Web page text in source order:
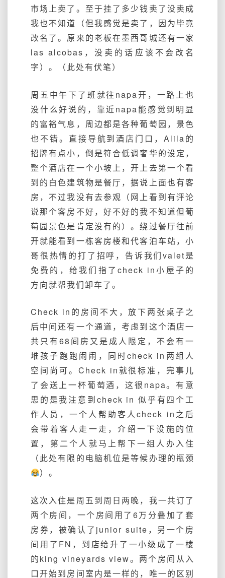
市场上卖了。至于挂了多少钱卖了没卖成
我也不知道（但我感觉是卖了，因为毕竟
改名了。原来的老板在墨西哥城还有一家
las alcobas，没卖的话应该不会改名
字）。（此处有伏笔）
周五中午下了班就往napa开，一路上也
没什么好说的，靠近napa能感觉到明显
的富裕气息，周边都是各种葡萄园，景色
也不错。直接导航到酒店门口，Alila的
招牌有点小，倒是符合低调奢华的设定，
整个酒店在一个小坡上，开上去第一个看
到的白色建筑物是餐厅，据说上面也有客
房，不过我没有去参观（网上看到有评论
说那个客房不好，好不好的我不知道但葡
萄园景色是肯定没有的）。绕过餐厅往前
开就能看到一栋客房楼和代客泊车站，小
哥很热情的打了招呼，告诉我们valet是
免费的，给我们指了check in小屋子的
方向就帮我们卸车了。
Check in的房间不大，放下两张桌子之
后中间还有一个通道，考虑到这个酒店一
共只有68间房又是成人限定，不会有一
堆孩子跑跑闹闹，同时check in两组人
空间尚可。Check in就很标准，完事儿
了会送上一杯葡萄酒，这很napa。有意
思的是我注意到check in 似乎有四个工
作人员，一个人帮助客人check in之后
会带着客人走一走，介绍一下设施的位
置，第二个人就马上帮下一组人办入住
（此处有限的电脑机位是等候办理的瓶颈
）。
这次入住是周五到周日两晚，我一共订了
两个房间，一个房间用了6万分叠加了套
房券，被确认了junior suite，另一个房
间用了FN，到店给升了一小级成了一楼
的king vineyards view。两个房间从入
口开始到房间室内是一样的，唯一的区别